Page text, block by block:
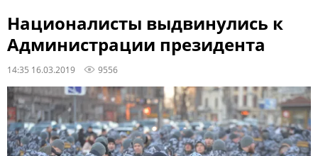
Националисты выдвинулись к
Администрации президента
14:35 16.03.2019 9556